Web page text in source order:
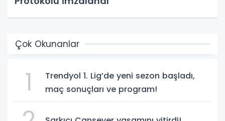
Çok Okunanlar
1
Trendyol 1. Lig’de yeni sezon başladı,
maç sonuçları ve program!